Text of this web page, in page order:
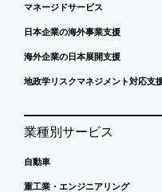
マネージドサービス
日本企業の海外事業支援
海外企業の日本展開支援
地政学リスクマネジメント対応支
業種別サービス
自動車
重工業・エンジニアリング